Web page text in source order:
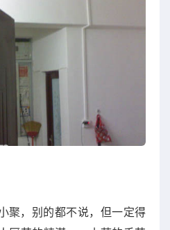
聚，别的都不说，但一定得